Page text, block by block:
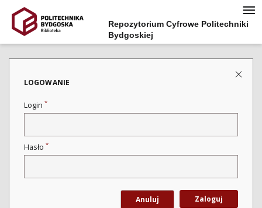
Repozytorium Cyfrowe Politechniki
Bydgoskiej
LOGOWANIE
Login *
Hasło *
Anuluj Zaloguj